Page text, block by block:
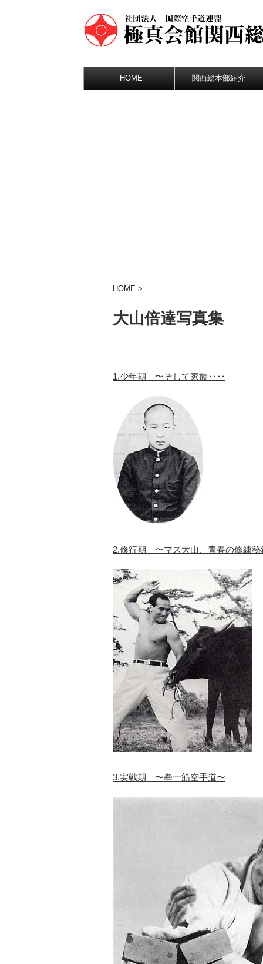
HOME 関西総本部紹介
HOME >
大山倍達写真集
1.少年期 〜そして家族‥‥
2.修行期 〜マス大山、青春の修練秘
3.実戦期 〜拳一筋空手道〜